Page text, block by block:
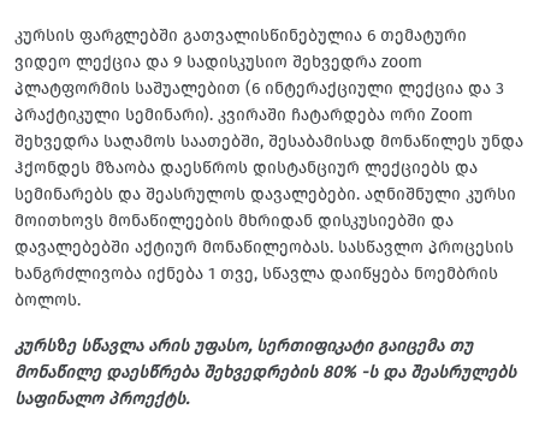
კურსის ფარგლებში გათვალისწინებულია 6 თემატური
ვიდეო ლექცია და 9 სადისკუსიო შეხვედრა zoom
პლატფორმის საშუალებით (6 ინტერაქციული ლექცია და 3
პრაქტიკული სემინარი). კვირაში ჩატარდება ორი Zoom
შეხვედრა საღამოს საათებში, შესაბამისად მონაწილეს უნდა
ჰქონდეს მზაობა დაესწროს დისტანციურ ლექციებს და
სემინარებს და შეასრულოს დავალებები. აღნიშნული კურსი
მოითხოვს მონაწილეების მხრიდან დისკუსიებში და
დავალებებში აქტიურ მონაწილეობას. სასწავლო პროცესის
ხანგრძლივობა იქნება 1 თვე, სწავლა დაიწყება ნოემბრის
ბოლოს.
კურსზე სწავლა არის უფასო, სერთიფიკატი გაიცემა თუ
მონაწილე დაესწრება შეხვედრების 80% -ს და შეასრულებს
საფინალო პროექტს.